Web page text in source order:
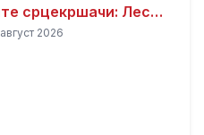
срцекршачи: Лесно
внимание, но
2026